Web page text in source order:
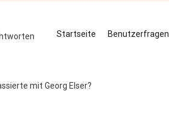
Startseite Benutzerfragen
mit Georg Elser?